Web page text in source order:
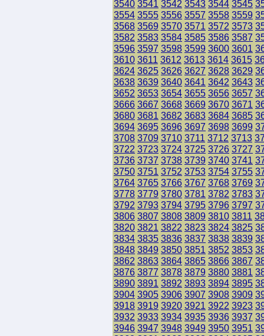
3540 3541 3542 3543 3544 3545
3554 3555 3556 3557 3558 3559
3568 3569 3570 3571 3572 3573
3582 3583 3584 3585 3586 3587
3596 3597 3598 3599 3600 3601
3610 3611 3612 3613 3614 3615
3624 3625 3626 3627 3628 3629
3638 3639 3640 3641 3642 3643
3652 3653 3654 3655 3656 3657
3666 3667 3668 3669 3670 3671
3680 3681 3682 3683 3684 3685
3694 3695 3696 3697 3698 3699
3708 3709 3710 3711 3712 3713
3722 3723 3724 3725 3726 3727
3736 3737 3738 3739 3740 3741
3750 3751 3752 3753 3754 3755
3764 3765 3766 3767 3768 3769
3778 3779 3780 3781 3782 3783
3792 3793 3794 3795 3796 3797
3806 3807 3808 3809 3810 3811
3820 3821 3822 3823 3824 3825
3834 3835 3836 3837 3838 3839
3848 3849 3850 3851 3852 3853
3862 3863 3864 3865 3866 3867
3876 3877 3878 3879 3880 3881
3890 3891 3892 3893 3894 3895
3904 3905 3906 3907 3908 3909
3918 3919 3920 3921 3922 3923
3932 3933 3934 3935 3936 3937
3946 3947 3948 3949 3950 3951